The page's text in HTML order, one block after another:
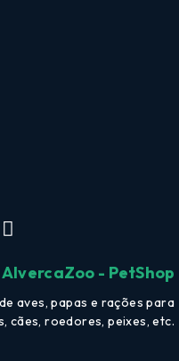
AlvercaZoo - PetShop
aves, papas e rações para
cães, roedores, peixes, etc.